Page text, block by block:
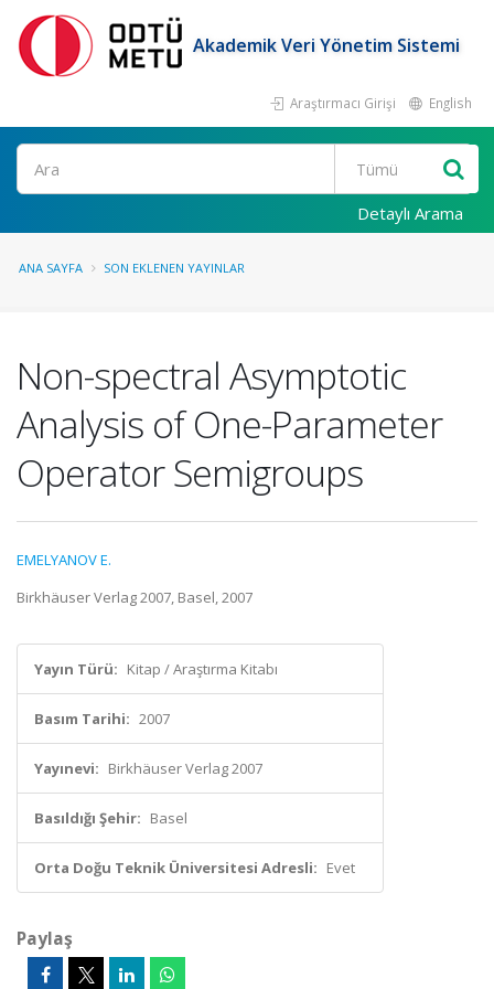
Akademik Veri Yönetim Sistemi
Araştırmacı Girişi English
Ara
Detaylı Arama
ANA SAYFA SON EKLENEN YAYINLAR
Non-spectral Asymptotic
Analysis of One-Parameter
Operator Semigroups
EMELYANOV E.
Birkhäuser Verlag 2007, Basel, 2007
Yayın Türü: Kitap / Araştırma Kitabı
Basım Tarihi: 2007
Yayınevi: Birkhäuser Verlag 2007
Basıldığı Şehir: Basel
Orta Doğu Teknik Üniversitesi Adresli: Evet
Paylaş